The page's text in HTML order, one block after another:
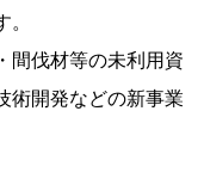
間伐材等の未利用資
術開発などの新事業